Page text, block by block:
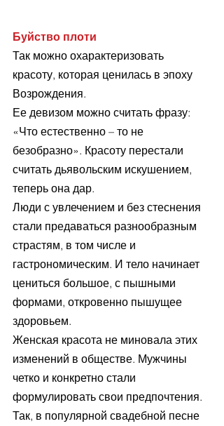
Буйство плоти
Так можно охарактеризовать
красоту, которая ценилась в эпоху
Возрождения.
Ее девизом можно считать фразу:
«Что естественно – то не
безобразно». Красоту перестали
считать дьявольским искушением,
теперь она дар.
Люди с увлечением и без стеснения
стали предаваться разнообразным
страстям, в том числе и
гастрономическим. И тело начинает
цениться большое, с пышными
формами, откровенно пышущее
здоровьем.
Женская красота не миновала этих
изменений в обществе. Мужчины
четко и конкретно стали
формулировать свои предпочтения.
Так, в популярной свадебной песне